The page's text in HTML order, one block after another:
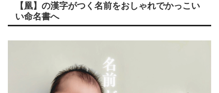
【凰】の漢字がつく名前をおしゃれでかっこい
い命名書へ